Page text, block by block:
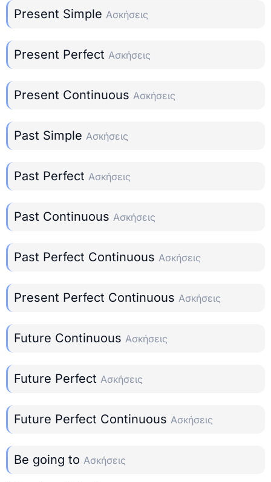
Present Simple Ασκήσεις
Present Perfect Ασκήσεις
Present Continuous Ασκήσεις
Past Simple Ασκήσεις
Past Perfect Ασκήσεις
Past Continuous Ασκήσεις
Past Perfect Continuous Ασκήσεις
Present Perfect Continuous Ασκήσεις
Future Continuous Ασκήσεις
Future Perfect Ασκήσεις
Future Perfect Continuous Ασκήσεις
Be going to Ασκήσεις